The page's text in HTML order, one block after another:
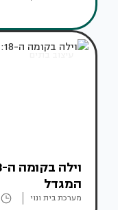
עיצוב בתים
המגדל
מערכת בית ונוי